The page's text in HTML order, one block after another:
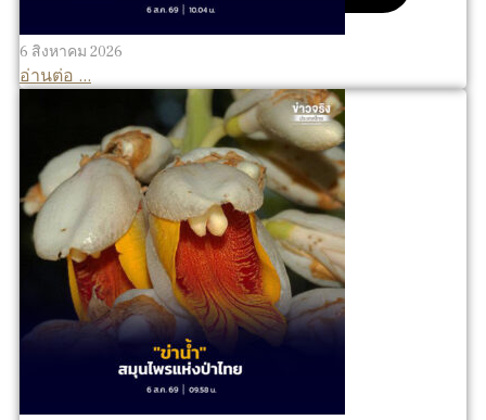
6 สิงหาคม 2026
อ่านต่อ ...